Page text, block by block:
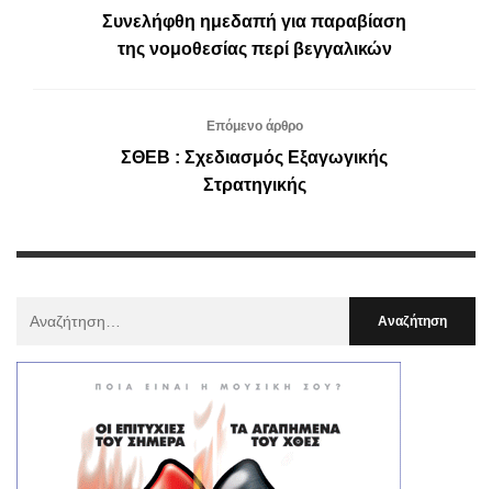
Συνελήφθη ημεδαπή για παραβίαση
της νομοθεσίας περί βεγγαλικών
Επόμενο άρθρο
ΣΘΕΒ : Σχεδιασμός Εξαγωγικής
Στρατηγικής
: